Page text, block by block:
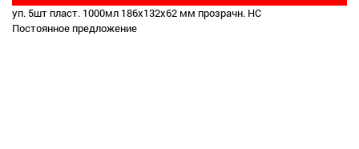
уп. 5шт пласт. 1000мл 186х132х62 мм прозрачн. НС
Постоянное предложение